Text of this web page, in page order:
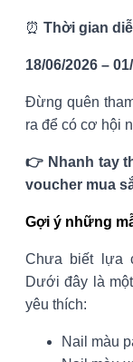
⏰ Thời gian
18/06/2026 –
Đừng quên
ra để có cơ hội
👉 Nhanh tay
voucher mua
Gợi ý những
Chưa biết lựa
Dưới đây là
yêu thích:
Nail màu